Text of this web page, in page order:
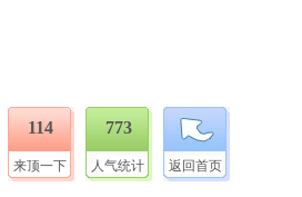
114
来顶一下
773
人气统计 返回首页